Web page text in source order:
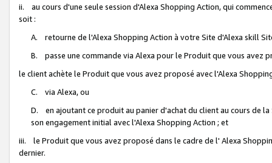
ii. au cours d'une seule session d'Alexa Shopping Action, qui
soit :
A. retourne de l'Alexa Shopping Action à votre Site d'Alexa skill
B. passe une commande via Alexa pour le Produit que vous avez
le client achète le Produit que vous avez proposé avec l'Alexa
C. via Alexa, ou
D. en ajoutant ce produit au panier d'achat du client au cours de
son engagement initial avec l'Alexa Shopping Action ; et
iii. le Produit que vous avez proposé dans le cadre de l' Alexa
dernier.